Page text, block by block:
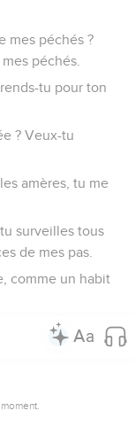
mes péchés ?
péchés.
tu pour ton
? Veux-tu
amères, tu me
surveilles tous
de mes pas.
comme un habit